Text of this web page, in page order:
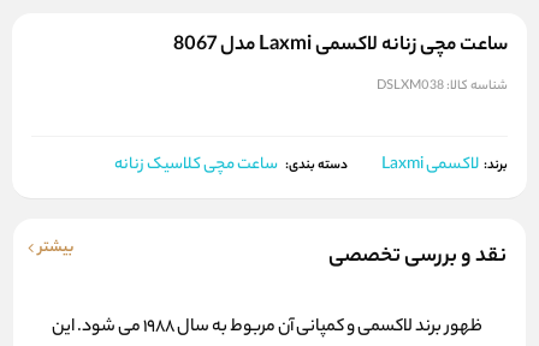
ساعت مچی زنانه لاکسمی Laxmi مدل 8067
شناسه کالا:DSLXM038
برند: لاکسمی Laxmi دسته بندی: ساعت مچی کلاسیک زنانه
نقد و بررسی تخصصی بیشتر
ظهور برند لاکسمی و کمپانی آن مربوط به سال 1988 می شود. این